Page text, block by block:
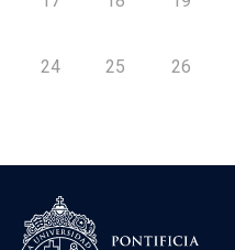
24 25 26